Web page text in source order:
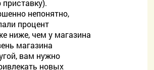
непонятно,
процент
ниже, чем у магазина
магазина
вам нужно
новых